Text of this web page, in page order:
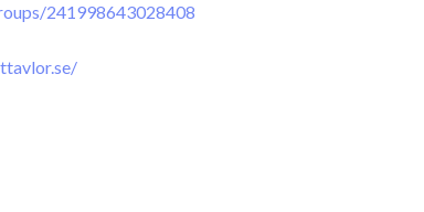
241998643028408